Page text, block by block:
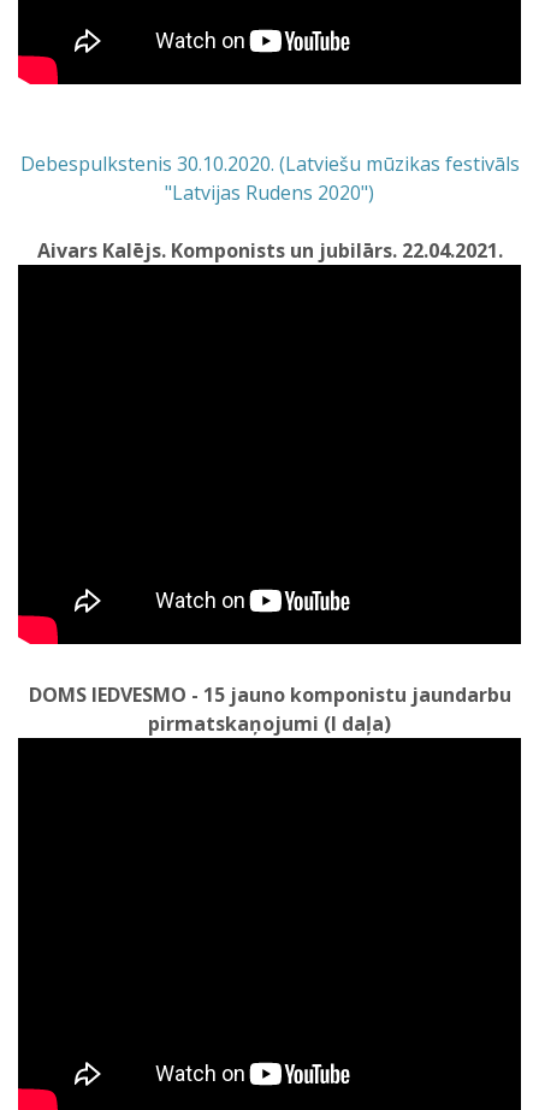
Debespulkstenis 30.10.2020. (Latviešu mūzikas festivāls
"Latvijas Rudens 2020")
Aivars Kalējs. Komponists un jubilārs. 22.04.2021.
DOMS IEDVESMO - 15 jauno komponistu jaundarbu
pirmatskaņojumi (I daļa)